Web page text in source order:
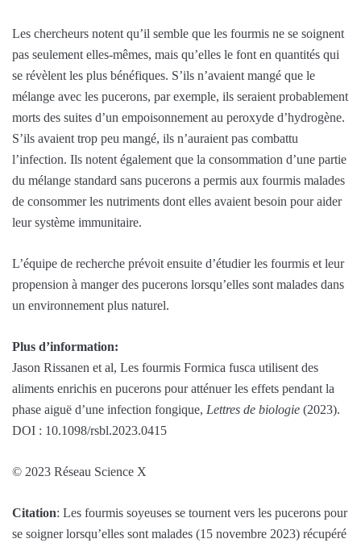
Les chercheurs notent qu’il semble que les fourmis ne se soignent
pas seulement elles-mêmes, mais qu’elles le font en quantités qui
se révèlent les plus bénéfiques. S’ils n’avaient mangé que le
mélange avec les pucerons, par exemple, ils seraient probablement
morts des suites d’un empoisonnement au peroxyde d’hydrogène.
S’ils avaient trop peu mangé, ils n’auraient pas combattu
l’infection. Ils notent également que la consommation d’une partie
du mélange standard sans pucerons a permis aux fourmis malades
de consommer les nutriments dont elles avaient besoin pour aider
leur système immunitaire.
L’équipe de recherche prévoit ensuite d’étudier les fourmis et leur
propension à manger des pucerons lorsqu’elles sont malades dans
un environnement plus naturel.
Plus d’information:
Jason Rissanen et al, Les fourmis Formica fusca utilisent des
aliments enrichis en pucerons pour atténuer les effets pendant la
phase aiguë d’une infection fongique, Lettres de biologie (2023).
DOI : 10.1098/rsbl.2023.0415
© 2023 Réseau Science X
Citation: Les fourmis soyeuses se tournent vers les pucerons pour
se soigner lorsqu’elles sont malades (15 novembre 2023) récupéré